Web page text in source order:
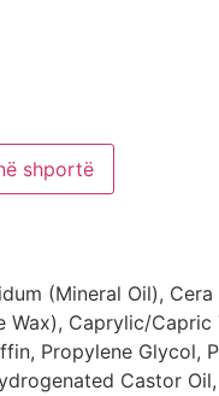
shportë
(Mineral Oil),
Wax), Caprylic/Capric
Propylene Glycol,
Castor